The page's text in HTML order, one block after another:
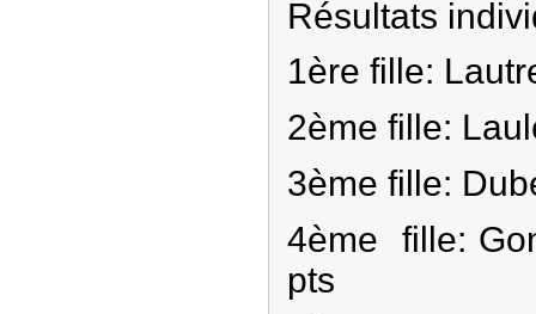
Résultats
1ère fille:
2ème fille:
3ème fille:
4ème fille:
pts